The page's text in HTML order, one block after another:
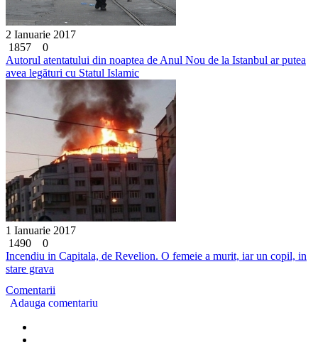
2 Ianuarie 2017
1857
0
Autorul atentatului din noaptea de Anul Nou de la Istanbul ar putea
avea legături cu Statul Islamic
1 Ianuarie 2017
1490
0
Incendiu in Capitala, de Revelion. O femeie a murit, iar un copil, in
stare grava
Comentarii
Adauga comentariu